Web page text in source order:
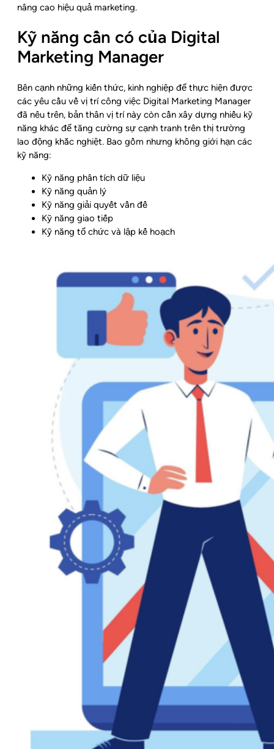
nâng cao hiệu quả marketing.
Kỹ năng cần có của Digital
Marketing Manager
Bên cạnh những kiến thức, kinh nghiệp để thực hiện được
các yêu cầu về vị trí công việc Digital Marketing Manager
đã nêu trên, bản thân vị trí này còn cần xây dựng nhiều kỹ
năng khác để tăng cường sự cạnh tranh trên thị trường
lao động khắc nghiệt. Bao gồm nhưng không giới hạn các
kỹ năng:
Kỹ năng phân tích dữ liệu
Kỹ năng quản lý
Kỹ năng giải quyết vấn đề
Kỹ năng giao tiếp
Kỹ năng tổ chức và lập kế hoạch